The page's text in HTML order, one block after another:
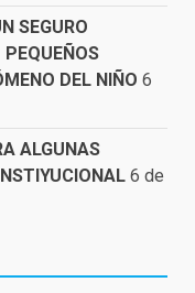
SEGURO
PEQUEÑOS
DEL NIÑO 6
ALGUNAS
6 de